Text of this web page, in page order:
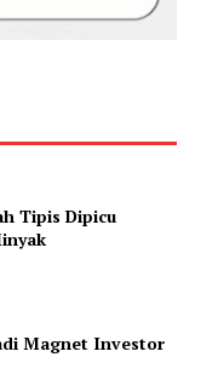
Tipis Dipicu
Magnet Investor